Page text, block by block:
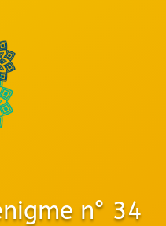
n° 34